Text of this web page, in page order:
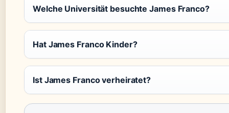
Welche Universität besuchte James Franco?
Hat James Franco Kinder?
Ist James Franco verheiratet?